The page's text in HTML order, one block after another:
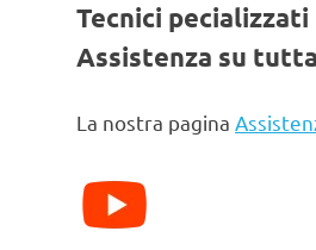
Tecnici
Assistenza su
La nostra pagina